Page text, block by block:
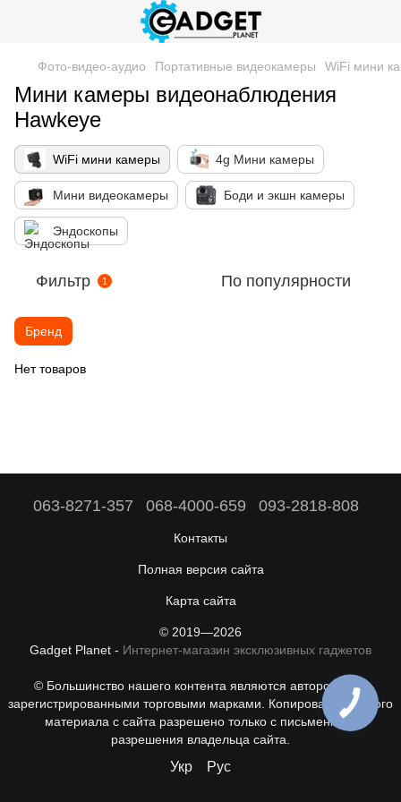
Фото-видео-аудио Портативные видеокамеры WiFi мини
Мини камеры видеонаблюдения
Hawkeye
WiFi мини камеры 4g Мини камеры
Мини видеокамеры Боди и экшн камеры
Эндоскопы
Фильтр 1 По популярности
Бренд
Нет товаров
063-8271-357 068-4000-659 093-2818-808
Контакты
Полная версия сайта
Карта сайта
© 2019—2026
Gadget Planet - Интернет-магазин эксклюзивных гаджетов
© Большинство нашего контента являются авторскими с
зарегистрированными торговыми марками. Копирование любого
материала с сайта разрешено только с письменного
разрешения владельца сайта.
Укр Рус